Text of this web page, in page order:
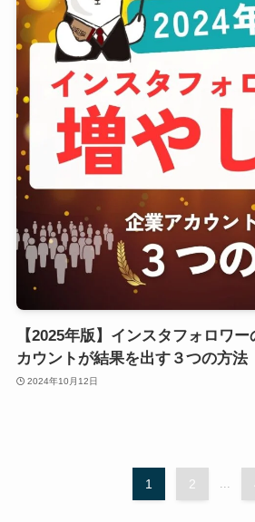
【2025年版】インスタフォロワ
カウントが結果を出す３つの方法
2024年10月12日
1 2 ...